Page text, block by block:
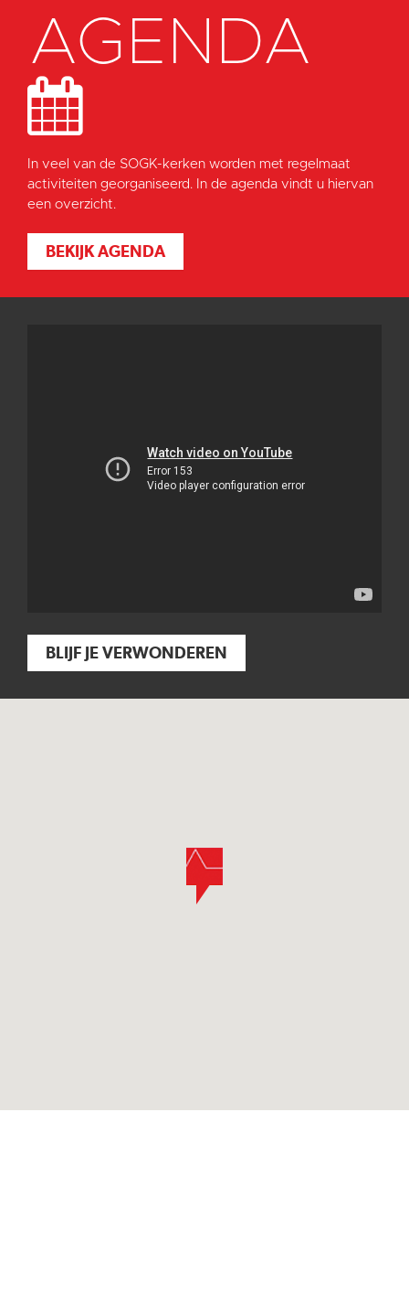
AGENDA
In veel van de SOGK-kerken worden met regelmaat
activiteiten georganiseerd. In de agenda vindt u hiervan
een overzicht.
BEKIJK AGENDA
BLIJF JE VERWONDEREN